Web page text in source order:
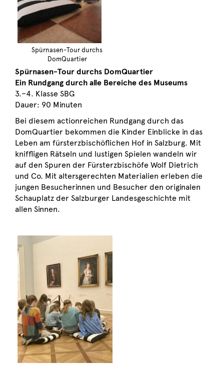
Spürnasen-Tour durchs
DomQuartier
Spürnasen-Tour durchs DomQuartier
Ein Rundgang durch alle Bereiche des Museums
3.–4. Klasse SBG
Dauer: 90 Minuten
Bei diesem actionreichen Rundgang durch das
DomQuartier bekommen die Kinder Einblicke in das
Leben am fürsterzbischöflichen Hof in Salzburg. Mit
kniffligen Rätseln und lustigen Spielen wandeln wir
auf den Spuren der Fürsterzbischöfe Wolf Dietrich
und Co. Mit altersgerechten Materialien erleben die
jungen Besucherinnen und Besucher den originalen
Schauplatz der Salzburger Landesgeschichte mit
allen Sinnen.